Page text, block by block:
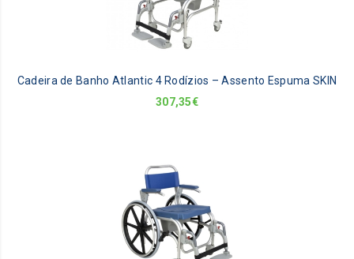
Cadeira de Banho Atlantic 4 Rodízios – Assento Espuma SKIN
307,35€